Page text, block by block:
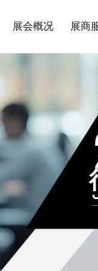
展会概况 展商